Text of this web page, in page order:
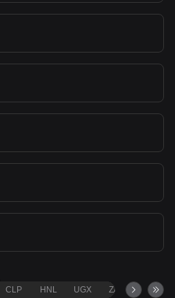
CLP HNL UGX ZAR TND